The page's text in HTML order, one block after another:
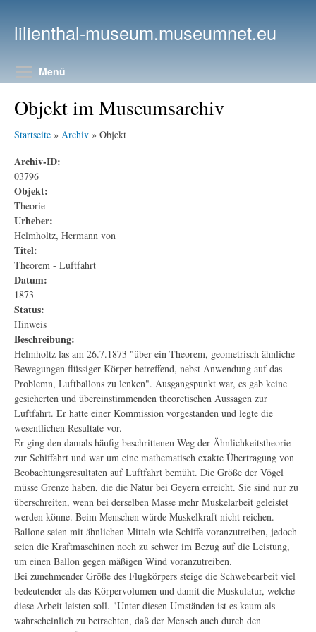
lilienthal-museum.museumnet.eu
Menü
Objekt im Museumsarchiv
Startseite » Archiv » Objekt
Archiv-ID:
03796
Objekt:
Theorie
Urheber:
Helmholtz, Hermann von
Titel:
Theorem - Luftfahrt
Datum:
1873
Status:
Hinweis
Beschreibung:
Helmholtz las am 26.7.1873 "über ein Theorem, geometrisch ähnliche
Bewegungen flüssiger Körper betreffend, nebst Anwendung auf das
Problemn, Luftballons zu lenken". Ausgangspunkt war, es gab keine
gesicherten und übereinstimmenden theoretischen Aussagen zur
Luftfahrt. Er hatte einer Kommission vorgestanden und legte die
wesentlichen Resultate vor.
Er ging den damals häufig beschrittenen Weg der Ähnlichkeitstheorie
zur Schiffahrt und war um eine mathematisch exakte Übertragung von
Beobachtungsresultaten auf Luftfahrt bemüht. Die Größe der Vögel
müsse Grenze haben, die die Natur bei Geyern erreicht. Sie sind nur zu
überschreiten, wenn bei derselben Masse mehr Muskelarbeit geleistet
werden könne. Beim Menschen würde Muskelkraft nicht reichen.
Ballone seien mit ähnlichen Mitteln wie Schiffe voranzutreiben, jedoch
seien die Kraftmaschinen noch zu schwer im Bezug auf die Leistung,
um einen Ballon gegen mäßigen Wind voranzutreiben.
Bei zunehmender Größe des Flugkörpers steige die Schwebearbeit viel
bedeutender als das Körpervolumen und damit die Muskulatur, welche
diese Arbeit leisten soll. "Unter diesen Umständen ist es kaum als
wahrscheinlich zu betrachten, daß der Mensch auch durch den